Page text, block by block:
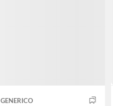
GENERICO